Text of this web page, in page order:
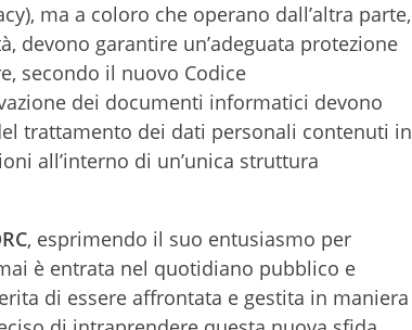
ma a coloro che operano dall’altra parte,
devono garantire un’adeguata protezione
secondo il nuovo Codice
dei documenti informatici devono
trattamento dei dati personali contenuti in
all’interno di un’unica struttura
, esprimendo il suo entusiasmo per
è entrata nel quotidiano pubblico e
di essere affrontata e gestita in maniera